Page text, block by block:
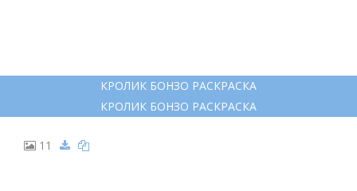
КРОЛИК БОНЗО РАСКРАСКА
КРОЛИК БОНЗО РАСКРАСКА
11